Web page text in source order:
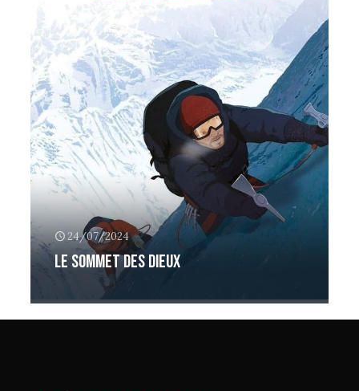
24/07/2024
Le sommet des dieux